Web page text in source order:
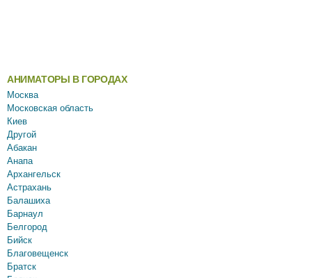
АНИМАТОРЫ В ГОРОДАХ
Москва
Московская область
Киев
Другой
Абакан
Анапа
Архангельск
Астрахань
Балашиха
Барнаул
Белгород
Бийск
Благовещенск
Братск